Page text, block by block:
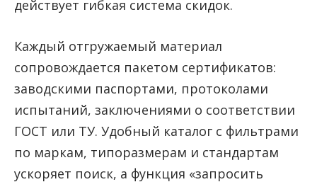
действует гибкая система скидок.
Каждый отгружаемый материал
сопровождается пакетом сертификатов:
заводскими паспортами, протоколами
испытаний, заключениями о соответствии
ГОСТ или ТУ. Удобный каталог с фильтрами
по маркам, типоразмерам и стандартам
ускоряет поиск, а функция «запросить